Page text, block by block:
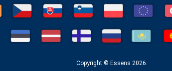
Copyright © Essens 2026.